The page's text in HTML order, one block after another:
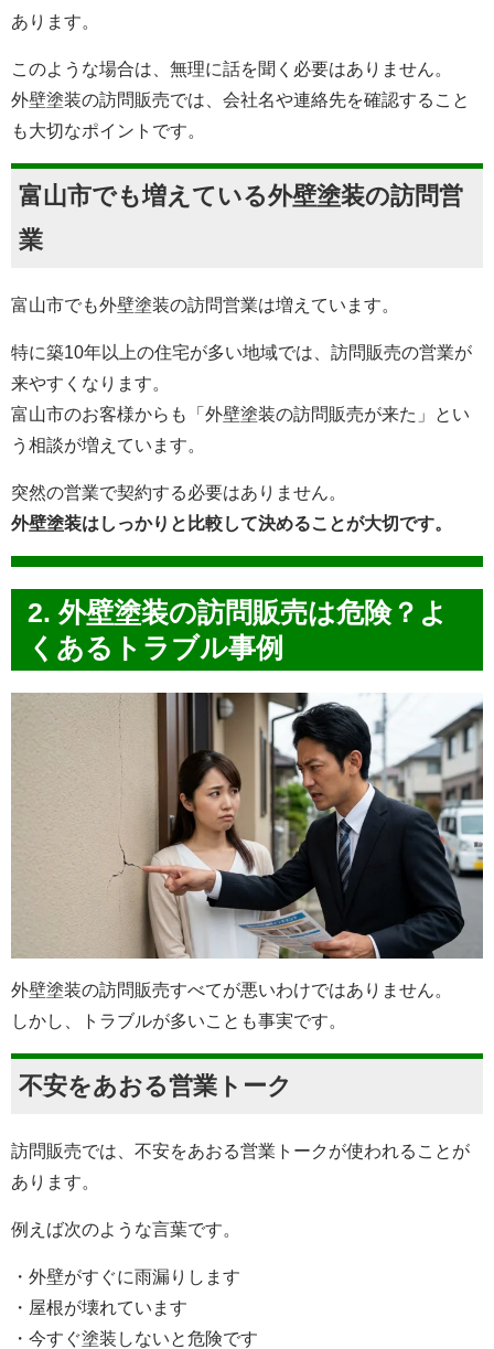
あります。
このような場合は、無理に話を聞く必要はありません。
外壁塗装の訪問販売では、会社名や連絡先を確認すること
も大切なポイントです。
富山市でも増えている外壁塗装の訪問営
業
富山市でも外壁塗装の訪問営業は増えています。
特に築10年以上の住宅が多い地域では、訪問販売の営業が
来やすくなります。
富山市のお客様からも「外壁塗装の訪問販売が来た」とい
う相談が増えています。
突然の営業で契約する必要はありません。
外壁塗装はしっかりと比較して決めることが大切です。
2. 外壁塗装の訪問販売は危険？よ
くあるトラブル事例
外壁塗装の訪問販売すべてが悪いわけではありません。
しかし、トラブルが多いことも事実です。
不安をあおる営業トーク
訪問販売では、不安をあおる営業トークが使われることが
あります。
例えば次のような言葉です。
・外壁がすぐに雨漏りします
・屋根が壊れています
・今すぐ塗装しないと危険です